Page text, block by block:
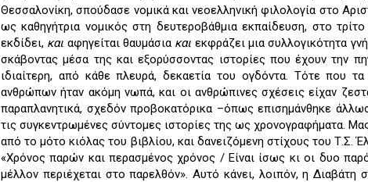
Θεσσαλονίκη, σπούδασε νομικά και νεοελληνική φιλολογία στο
ως καθηγήτρια νομικός στη δευτεροβάθμια εκπαίδευση, στο
εκδίδει, και αφηγείται θαυμάσια και εκφράζει μια συλλογικότητα
σκάβοντας μέσα της και εξορύσσοντας ιστορίες που έχουν την
ιδιαίτερη, από κάθε πλευρά, δεκαετία του ογδόντα. Τότε που
ανθρώπων ήταν ακόμη νωπά, και οι ανθρώπινες σχέσεις είχαν
παραπλανητικά, σχεδόν προβοκατόρικα –όπως επισημάνθηκε
τις συγκεντρωμένες σύντομες ιστορίες της ως χρονογραφήματα.
από το μότο κιόλας του βιβλίου, και δανειζόμενη στίχους του Τ.Σ.
«Χρόνος παρών και περασμένος χρόνος / Είναι ίσως κι οι δυο
μέλλον περιέχεται στο παρελθόν». Αυτό κάνει, λοιπόν, η Διαβάτη